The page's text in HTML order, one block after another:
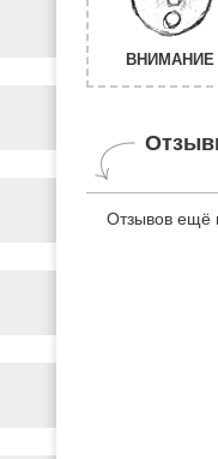
ВНИМАНИЕ
Отзывов ещё